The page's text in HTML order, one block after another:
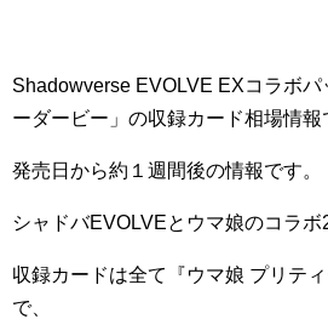
Shadowverse EVOLVE EXコラボパ
ーダービー」の収録カード相場情報
発売日から約１週間後の情報です。
シャドバEVOLVEとウマ娘のコラボ
収録カードは全て『ウマ娘 プリテ
で、